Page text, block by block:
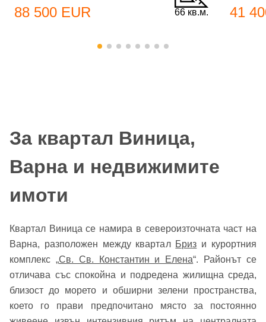
88 500 EUR 66 кв.м. 41
За квартал Виница,
Варна и недвижимите
имоти
Квартал Виница се намира в североизточната част на
Варна, разположен между квартал Бриз и курортния
комплекс „Св. Св. Константин и Елена“. Районът се
отличава със спокойна и подредена жилищна среда,
близост до морето и обширни зелени пространства,
което го прави предпочитано място за постоянно